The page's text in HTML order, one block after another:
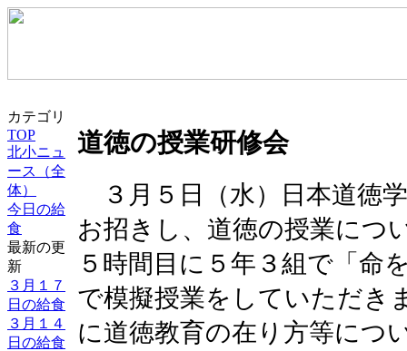
カテゴリ
TOP
北小ニュ
ース（全
体）
今日の給
食
最新の更
新
３月１７
日の給食
３月１４
日の給食
道徳の授業研修会
３月５日（水）日本道徳
お招きし、道徳の授業につ
５時間目に５年３組で「命
で模擬授業をしていただき
に道徳教育の在り方等につ